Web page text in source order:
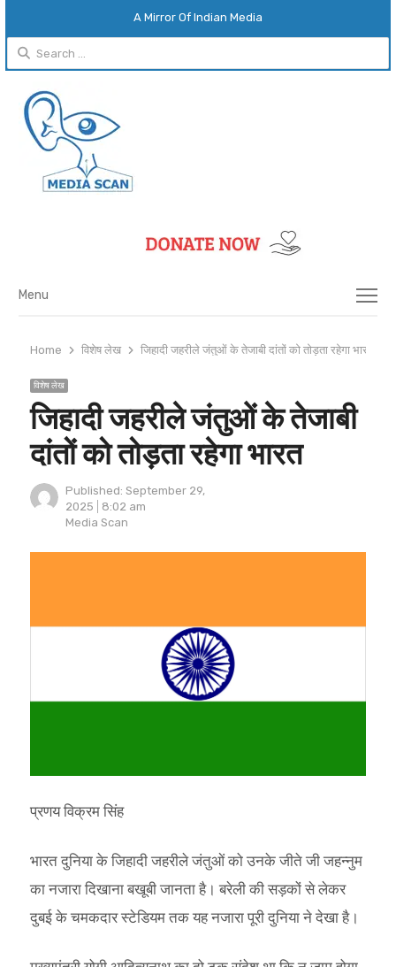
A Mirror Of Indian Media
Search
for:
Menu
Menu
Home विशेष लेख जिहादी जहरीले जंतुओं के तेजाबी दांतों को तोड़ता रहेगा भारत
विशेष लेख
जिहादी जहरीले जंतुओं के तेजाबी
दांतों को तोड़ता रहेगा भारत
Published: September 29,
2025
8:02 am
Author
Media Scan
प्रणय विक्रम सिंह
भारत दुनिया के जिहादी जहरीले जंतुओं को उनके जीते जी जहन्नुम
का नजारा दिखाना बखूबी जानता है। बरेली की सड़कों से लेकर
दुबई के चमकदार स्टेडियम तक यह नजारा पूरी दुनिया ने देखा है।